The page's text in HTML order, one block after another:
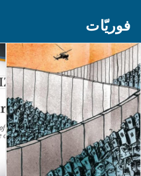
فوريّات